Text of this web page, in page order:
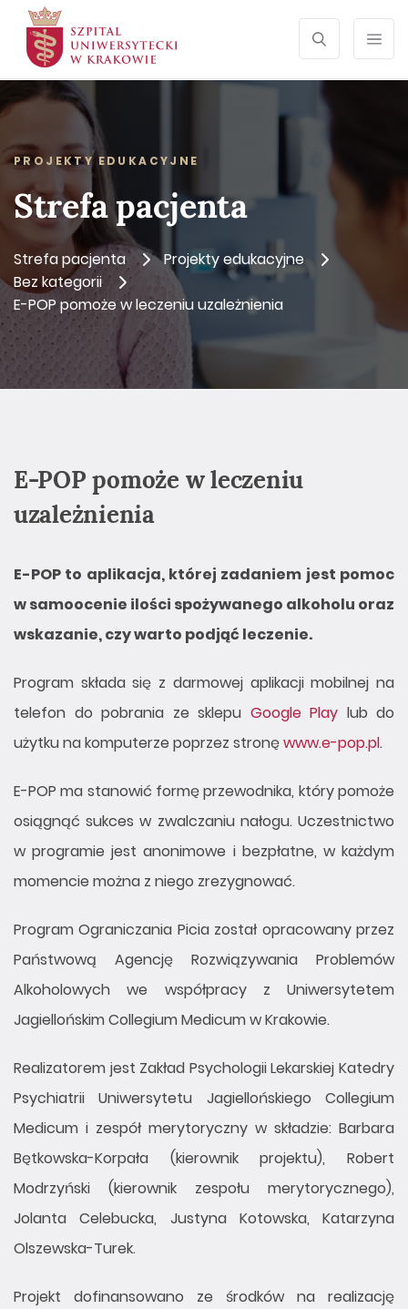
Otwórz
SZUKAJ
PROJEKTY EDUKACYJNE
Strefa pacjenta
Strefa pacjenta
Projekty edukacyjne
Bez kategorii
E-POP pomoże w leczeniu uzależnienia
E-POP pomoże w leczeniu
uzależnienia
E-POP to aplikacja, której zadaniem jest pomoc
w samoocenie ilości spożywanego alkoholu oraz
wskazanie, czy warto podjąć leczenie.
Program składa się z darmowej aplikacji mobilnej na
telefon do pobrania ze sklepu Google Play lub do
użytku na komputerze poprzez stronęwww.e-pop.pl.
E-POP ma stanowić formę przewodnika, który pomoże
osiągnąć sukces w zwalczaniu nałogu. Uczestnictwo
w programie jest anonimowe i bezpłatne, w każdym
momencie można z niego zrezygnować.
Program Ograniczania Picia został opracowany przez
Państwową Agencję Rozwiązywania Problemów
Alkoholowych we współpracy z Uniwersytetem
Jagiellońskim Collegium Medicum w Krakowie.
Realizatorem jest Zakład Psychologii Lekarskiej Katedry
Psychiatrii Uniwersytetu Jagiellońskiego Collegium
Medicum i zespół merytoryczny w składzie: Barbara
Bętkowska-Korpała (kierownik projektu), Robert
Modrzyński (kierownik zespołu merytorycznego),
Jolanta Celebucka, Justyna Kotowska, Katarzyna
Olszewska-Turek.
Projekt dofinansowano ze środków na realizację